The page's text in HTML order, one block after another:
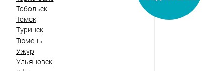
Тобольск
Томск
Туринск
Тюмень
Ужур
Ульяновск